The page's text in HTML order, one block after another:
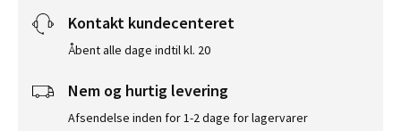
Kontakt kundecenteret
Åbent alle dage indtil kl. 20
Nem og hurtig levering
Afsendelse inden for 1-2 dage for lagervarer